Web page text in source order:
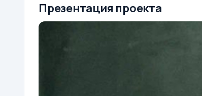
Презентация проекта